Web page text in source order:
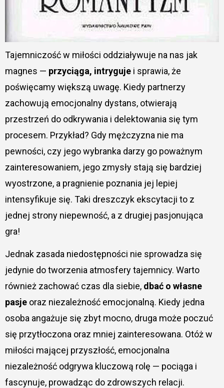
Tajemniczość w miłości oddziaływuje na nas jak
magnes — przyciąga, intrygujei sprawia, że
poświęcamy większą uwagę. Kiedy partnerzy
zachowują emocjonalny dystans, otwierają
przestrzeń do odkrywania i delektowania się tym
procesem. Przykład? Gdy mężczyzna nie ma
pewności, czy jego wybranka darzy go poważnym
zainteresowaniem, jego zmysły stają się bardziej
wyostrzone, a pragnienie poznania jej lepiej
intensyfikuje się. Taki dreszczyk ekscytacji to z
jednej strony niepewność, a z drugiej pasjonująca
gra!
Jednak zasada niedostępności nie sprowadza się
jedynie do tworzenia atmosfery tajemnicy. Warto
również zachować czas dla siebie, dbać o własne
pasjeoraz niezależność emocjonalną. Kiedy jedna
osoba angażuje się zbyt mocno, druga może poczuć
się przytłoczona oraz mniej zainteresowana. Otóż w
miłości mającej przyszłość, emocjonalna
niezależność odgrywa kluczową rolę — pociąga i
fascynuje, prowadząc do zdrowszych relacji.